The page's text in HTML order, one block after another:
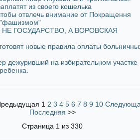
из своего кошелька
отвлечь внимание от Покращення
НЕ ГОСУДАРСТВО, А ВОРОВСКАЯ
новые правила оплаты
дежуривший на избирательном участке
1 2 3 4 5 6 7 8 9 10
Последняя >>
Страница 1 из 330